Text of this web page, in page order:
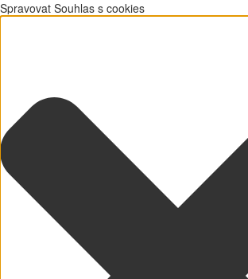
Spravovat Souhlas s cookies